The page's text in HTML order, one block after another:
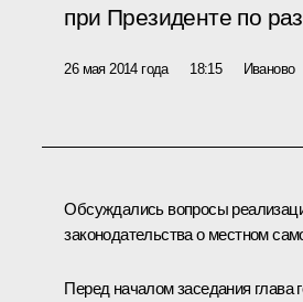
при Президенте по
26 мая 2014 года 18:15 Иваново
Обсуждались вопросы
законодательства о местном
Перед началом заседания глава